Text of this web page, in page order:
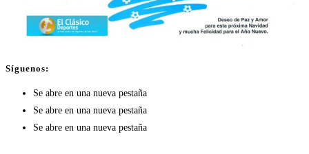
Síguenos:
Se abre en una nueva pestaña
Se abre en una nueva pestaña
Se abre en una nueva pestaña